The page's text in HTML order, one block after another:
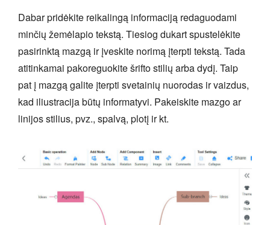
Dabar pridėkite reikalingą informaciją redaguodami
minčių žemėlapio tekstą. Tiesiog dukart spustelėkite
pasirinktą mazgą ir įveskite norimą įterpti tekstą. Tada
atitinkamai pakoreguokite šrifto stilių arba dydį. Taip
pat į mazgą galite įterpti svetainių nuorodas ir vaizdus,
kad iliustracija būtų informatyvi. Pakeiskite mazgo ar
linijos stilius, pvz., spalvą, plotį ir kt.